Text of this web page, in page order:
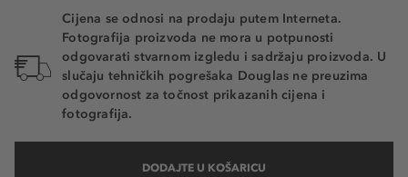
Together
RougeGipsy
Cijena se odnosi na prodaju putem Interneta.
Fotografija proizvoda ne mora u potpunosti
odgovarati stvarnom izgledu i sadržaju proizvoda. U
slučaju tehničkih pogrešaka Douglas ne preuzima
odgovornost za točnost prikazanih cijena i
fotografija.
DODAJTE U KOŠARICU